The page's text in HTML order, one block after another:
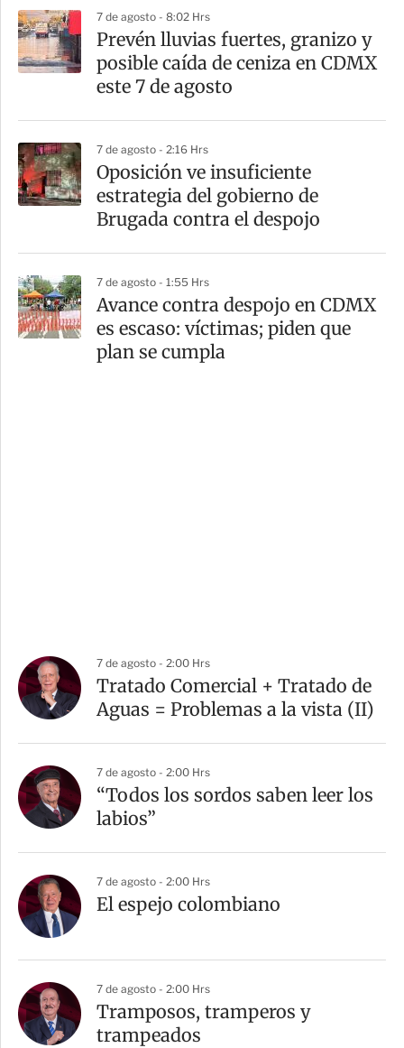
7 de agosto - 8:02 Hrs
Prevén lluvias fuertes, granizo y
posible caída de ceniza en CDMX
este 7 de agosto
7 de agosto - 2:16 Hrs
Oposición ve insuficiente
estrategia del gobierno de
Brugada contra el despojo
7 de agosto - 1:55 Hrs
Avance contra despojo en CDMX
es escaso: víctimas; piden que
plan se cumpla
7 de agosto - 2:00 Hrs
Tratado Comercial + Tratado de
Aguas = Problemas a la vista (II)
7 de agosto - 2:00 Hrs
“Todos los sordos saben leer los
labios”
7 de agosto - 2:00 Hrs
El espejo colombiano
7 de agosto - 2:00 Hrs
Tramposos, tramperos y
trampeados